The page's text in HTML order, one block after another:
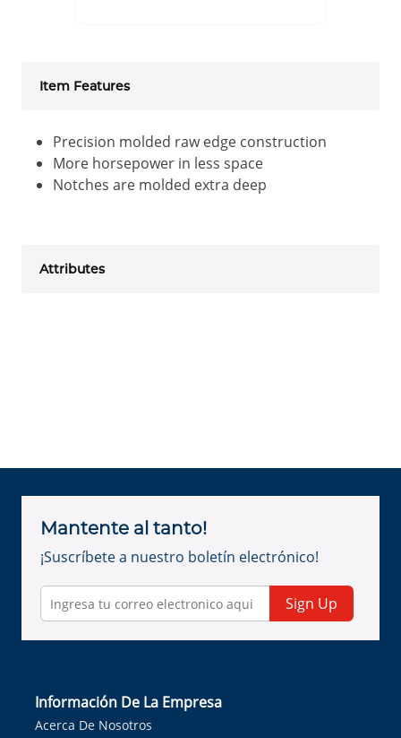
Item Features
Precision molded raw edge construction
More horsepower in less space
Notches are molded extra deep
Attributes
Mantente al tanto!
¡Suscríbete a nuestro boletín electrónico!
Sign Up
Información De La Empresa
Acerca De Nosotros